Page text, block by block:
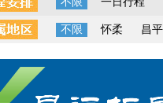
不限 怀柔 昌平